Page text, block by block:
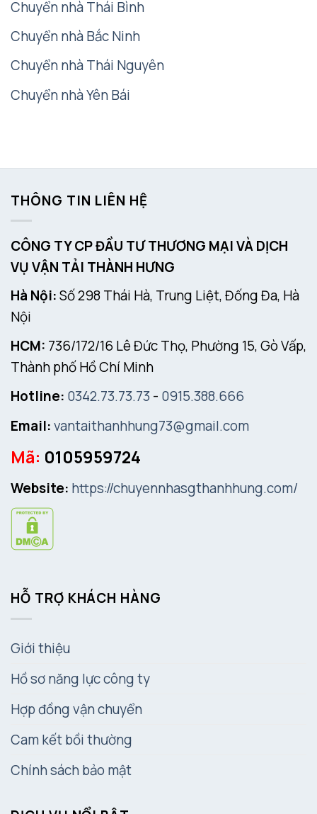
Chuyển nhà Thái Bình
Chuyển nhà Bắc Ninh
Chuyển nhà Thái Nguyên
Chuyển nhà Yên Bái
THÔNG TIN LIÊN HỆ
CÔNG TY CP ĐẦU TƯ THƯƠNG MẠI VÀ DỊCH
VỤ VẬN TẢI THÀNH HƯNG
Hà Nội:Số 298 Thái Hà, Trung Liệt, Đống Đa, Hà
Nội
HCM: 736/172/16 Lê Đức Thọ, Phường 15, Gò Vấp,
Thành phố Hồ Chí Minh
Hotline: 0342.73.73.73- 0915.388.666
Email:vantaithanhhung73@gmail.com
Mã: 0105959724
Website: https://chuyennhasgthanhhung.com/
HỖ TRỢ KHÁCH HÀNG
Giới thiệu
Hồ sơ năng lực công ty
Hợp đồng vận chuyển
Cam kết bồi thường
Chính sách bảo mật